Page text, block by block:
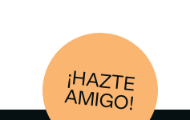
¡HAZTE
AM
IGO!